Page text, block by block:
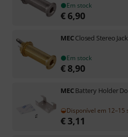
Em stock
€ 6,90
MECClosed Stereo
Em stock
€ 8,90
MECBattery Holder
Disponível em 12–15
€ 3,11